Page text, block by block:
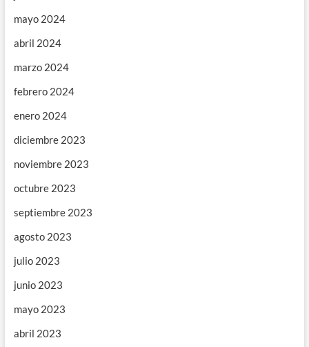
mayo 2024
abril 2024
marzo 2024
febrero 2024
enero 2024
diciembre 2023
noviembre 2023
octubre 2023
septiembre 2023
agosto 2023
julio 2023
junio 2023
mayo 2023
abril 2023